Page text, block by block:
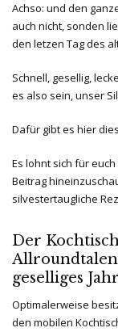
Achso: und den
auch nicht, sonden
den letzen Tag des
Schnell, gesellig,
es also sein, unser
Dafür gibt es hier
Es lohnt sich für euch
Beitrag
silvestertaugliche
Der
geselliges
Optimalerweise
den mobilen